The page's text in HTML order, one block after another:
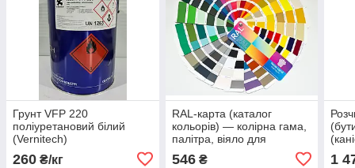
Грунт VFP 220
поліуретановий білий
(Vernitech)
260 ₴/кг
RAL-карта (каталог
кольорів) — колірна гама,
палітра, віяло для
тонування лакофарбової
продукції
546₴ 1